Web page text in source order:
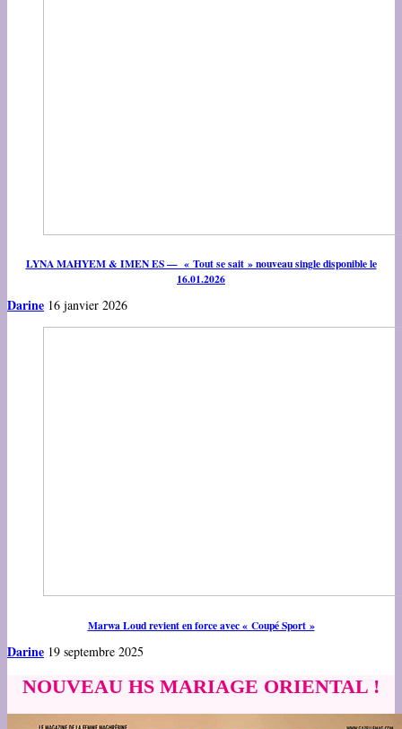
LYNA MAHYEM & IMEN ES — « Tout se sait » nouveau single disponible le
16.01.2026
Darine 16 janvier 2026
Marwa Loud revient en force avec « Coupé Sport »
Darine 19 septembre 2025
NOUVEAU HS MARIAGE ORIENTAL !